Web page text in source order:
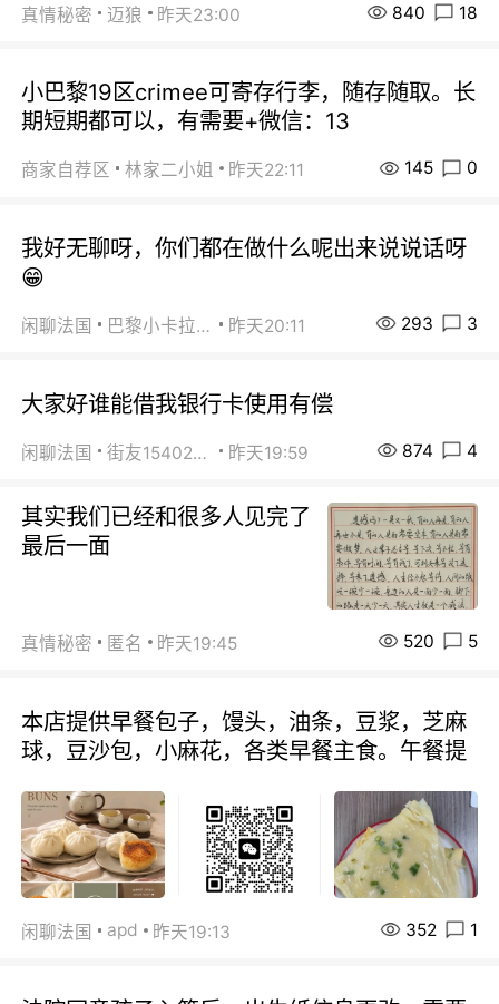
真情秘密 迈狼 昨天23:00 840 18
小巴黎19区crimee可寄存行李，随存随取。长
期短期都可以，有需要+微信：13
商家自荐区 林家二小姐 昨天22:11 145 0
我好无聊呀，你们都在做什么呢出来说说话呀
😁
闲聊法国 巴黎小卡拉咪 昨天20:11 293 3
大家好谁能借我银行卡使用有偿
闲聊法国 街友15402223 昨天19:59 874 4
其实我们已经和很多人见完了
最后一面
真情秘密 匿名 昨天19:45 520 5
本店提供早餐包子，馒头，油条，豆浆，芝麻
球，豆沙包，小麻花，各类早餐主食。午餐提
闲聊法国 apd 昨天19:13 352 1